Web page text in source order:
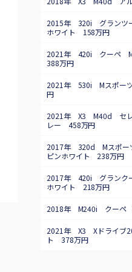
2015年 320i グランツ
ホワイト 158万円
2021年 420i クーペ M
388万円
2021年 530i Mスポー
円
2021年 X3 M40d セレ
レー 458万円
2017年 320d Mスポー
ピンホワイト 238万円
2017年 420i グランク
ホワイト 218万円
2018年 M240i クーペ
2021年 X3 Xドライブ
ト 378万円